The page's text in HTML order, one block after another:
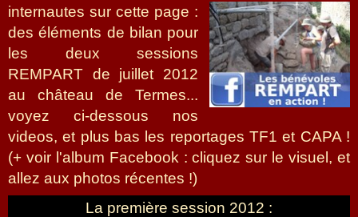
internautes sur cette page :
des éléments de bilan pour
les deux sessions
REMPART de juillet 2012
au château de Termes...
voyez ci-dessous nos
videos, et plus bas les reportages TF1 et CAPA !
(+ voir l'album Facebook : cliquez sur le visuel, et
allez aux photos récentes !)
La première session 2012 :